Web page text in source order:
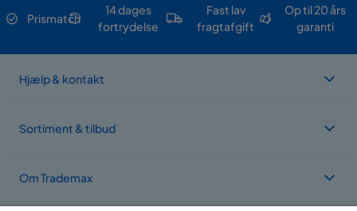
Prismatch
14 dages
fortrydelse
Fast lav
fragtafgift
Op til 20 års
garanti
Hjælp & kontakt
Sortiment & tilbud
Om Trademax